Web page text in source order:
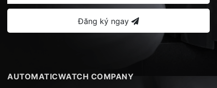
Đăng ký ngay
AUTOMATICWATCH COMPANY